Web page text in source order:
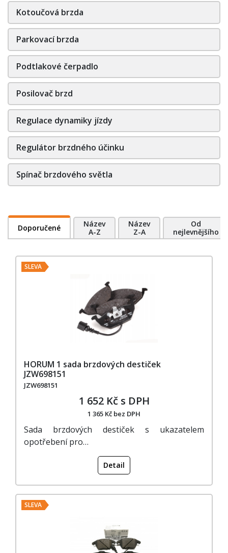
Kotoučová brzda
Parkovací brzda
Podtlakové čerpadlo
Posilovač brzd
Regulace dynamiky jízdy
Regulátor brzdného účinku
Spínač brzdového světla
Doporučené
Název
A-Z
Název
Z-A
Od
nejlevnějšího
SLEVA
HORUM 1 sada brzdových destiček
JZW698151
JZW698151
1 652 Kč s DPH
1 365 Kč bez DPH
Sada brzdových destiček s ukazatelem
opotřebení pro…
Detail
SLEVA